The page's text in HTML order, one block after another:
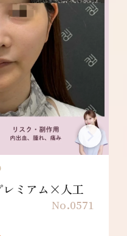
No.0571
レミアム×人工